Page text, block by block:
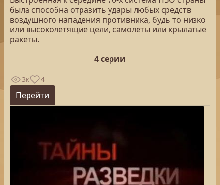
была способна отразить удары любых средств
воздушного нападения противника, будь то низко
или высоколетящие цели, самолеты или крылатые
ракеты.
4 серии
3к 4
Перейти